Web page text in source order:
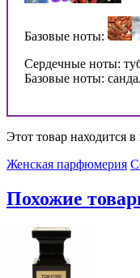
Базовые ноты:
Сердечные ноты:
Базовые ноты:
Этот товар находится в
Женская парфюмерия
Похожие